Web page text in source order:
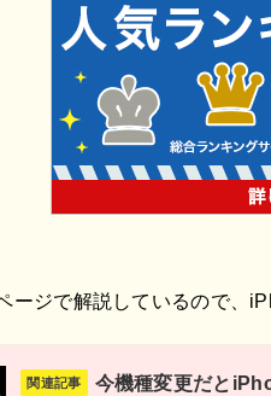
ージで解説しているので、
関連記事
今機種変更だと